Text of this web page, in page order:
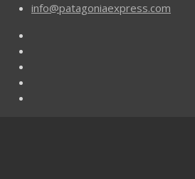
info@patagoniaexpress.com